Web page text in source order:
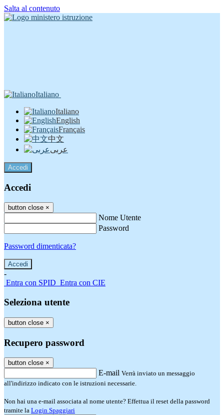
Salta al contenuto
Italiano
Italiano
English
Français
中文
عربى
Accedi
Accedi
button close ×
Nome Utente
Password
Password dimenticata?
-
Entra con SPID Entra con CIE
Seleziona utente
button close ×
Recupero password
button close ×
E-mail Verrà inviato un messaggio
all'indirizzo indicato con le istruzioni necessarie.
Non hai una e-mail associata al nome utente? Effettua il reset della password
tramite la Login Spaggiari